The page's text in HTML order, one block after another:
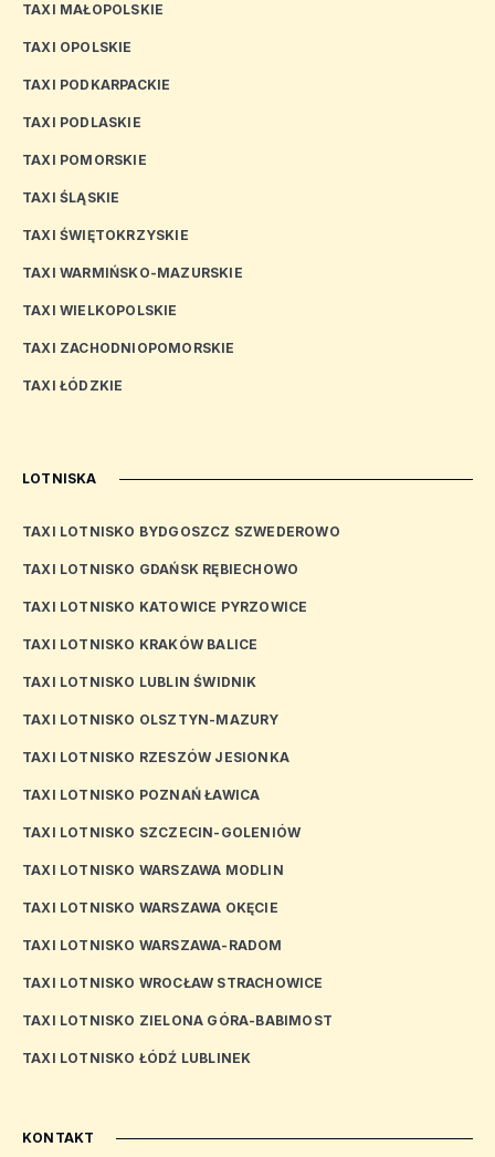
TAXI MAŁOPOLSKIE
TAXI OPOLSKIE
TAXI PODKARPACKIE
TAXI PODLASKIE
TAXI POMORSKIE
TAXI ŚLĄSKIE
TAXI ŚWIĘTOKRZYSKIE
TAXI WARMIŃSKO-MAZURSKIE
TAXI WIELKOPOLSKIE
TAXI ZACHODNIOPOMORSKIE
TAXI ŁÓDZKIE
LOTNISKA
TAXI LOTNISKO BYDGOSZCZ SZWEDEROWO
TAXI LOTNISKO GDAŃSK RĘBIECHOWO
TAXI LOTNISKO KATOWICE PYRZOWICE
TAXI LOTNISKO KRAKÓW BALICE
TAXI LOTNISKO LUBLIN ŚWIDNIK
TAXI LOTNISKO OLSZTYN-MAZURY
TAXI LOTNISKO RZESZÓW JESIONKA
TAXI LOTNISKO POZNAŃ ŁAWICA
TAXI LOTNISKO SZCZECIN-GOLENIÓW
TAXI LOTNISKO WARSZAWA MODLIN
TAXI LOTNISKO WARSZAWA OKĘCIE
TAXI LOTNISKO WARSZAWA-RADOM
TAXI LOTNISKO WROCŁAW STRACHOWICE
TAXI LOTNISKO ZIELONA GÓRA-BABIMOST
TAXI LOTNISKO ŁÓDŹ LUBLINEK
KONTAKT